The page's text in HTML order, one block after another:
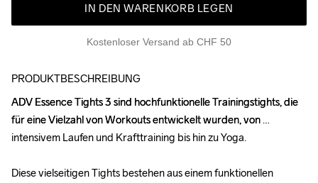
IN DEN WARENKORB LEGEN
Kostenloser Versand ab CHF 50
PRODUKTBESCHREIBUNG
ADV Essence Tights 3 sind hochfunktionelle Trainingstights, die
für eine Vielzahl von Workouts entwickelt wurden, von
intensivem Laufen und Krafttraining bis hin zu Yoga.
Diese vielseitigen Tights bestehen aus einem funktionellen
ADV Essence Tights 3 sind hochfunktionelle Trainingstights, die
für eine Vielzahl von Workouts entwickelt wurden, von
intensivem Laufen und Krafttraining bis hin zu Yoga.
Diese vielseitigen Tights bestehen aus einem funktionellen